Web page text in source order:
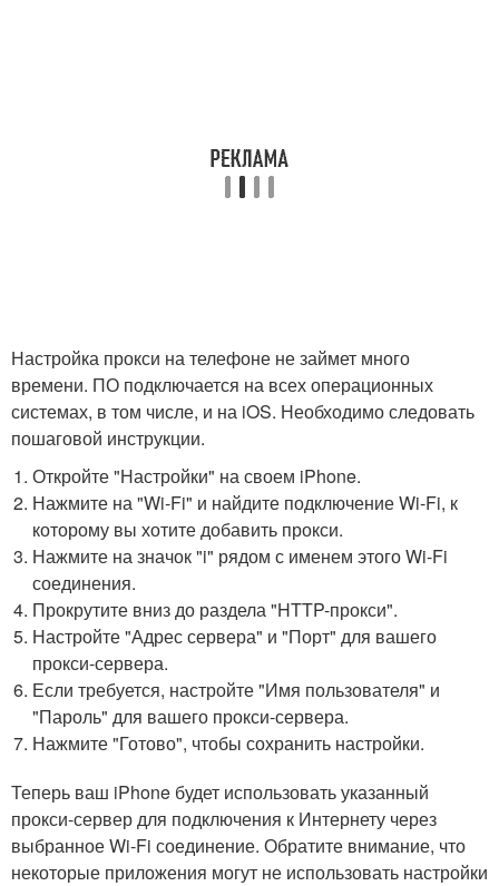
Настройка прокси на телефоне не займет много
времени. ПО подключается на всех операционных
системах, в том числе, и на iOS. Необходимо следовать
пошаговой инструкции.
Откройте "Настройки" на своем iPhone.
Нажмите на "Wi-Fi" и найдите подключение Wi-Fi, к
которому вы хотите добавить прокси.
Нажмите на значок "i" рядом с именем этого Wi-Fi
соединения.
Прокрутите вниз до раздела "HTTP-прокси".
Настройте "Адрес сервера" и "Порт" для вашего
прокси-сервера.
Если требуется, настройте "Имя пользователя" и
"Пароль" для вашего прокси-сервера.
Нажмите "Готово", чтобы сохранить настройки.
Теперь ваш iPhone будет использовать указанный
прокси-сервер для подключения к Интернету через
выбранное Wi-Fi соединение. Обратите внимание, что
некоторые приложения могут не использовать настройки